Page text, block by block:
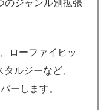
のジャンル別拡張
ローファイヒッ
ルジーなど、
ーします。